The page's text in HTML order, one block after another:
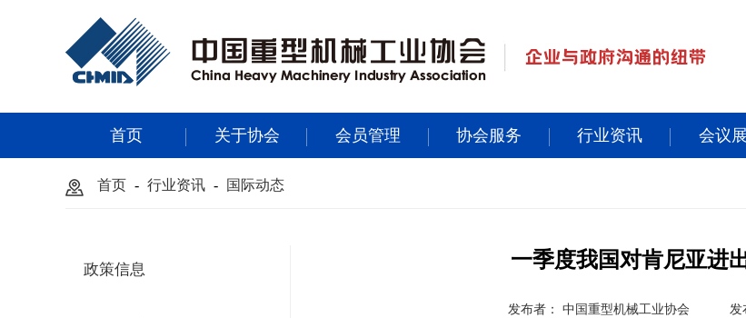
首页 关于协会 会员管理 协会服务 行业资讯 会议
首页 - 行业资讯 - 国际动态
政策信息 一季度我国对肯尼亚进
发布者： 中国重型机械工业协会 发